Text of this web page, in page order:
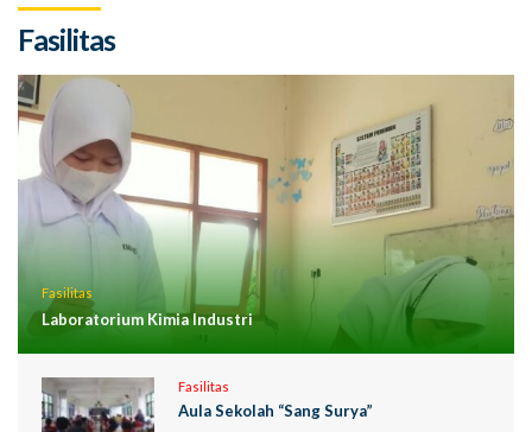
Fasilitas
Fasilitas
Laboratorium Kimia Industri
Fasilitas
Aula Sekolah “Sang Surya”